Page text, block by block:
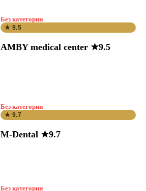
Без категории
★ 9.5
AMBY medical center ★9.5
Без категории
★ 9.7
M-Dental ★9.7
Без категории